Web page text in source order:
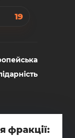
19
фракції: